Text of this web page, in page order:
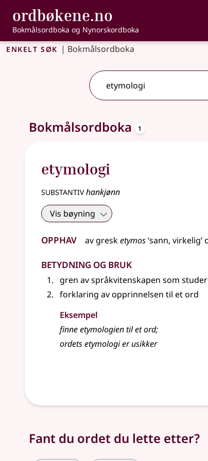
Gå til hovedinnhold
Tilgjengelighet
ordbøkene.no ,
Bokmålsordboka og Nynorskordboka
Enkelt søk | Bokmålsordboka
Ett treff.Ytterligere søkeforslag tilgjengelige
Bokmålsordboka 1
etymologi
substantivhankjønn
Vis bøyning
Opphav av gresketymos‘sann, virkelig’
Betydning og bruk
gren av språkvitenskapen som
forklaring av opprinnelsen til et ord
Eksempel
finneetymologientil et ord;
ordetsetymologier usikker
Fant du ordet du lette etter?